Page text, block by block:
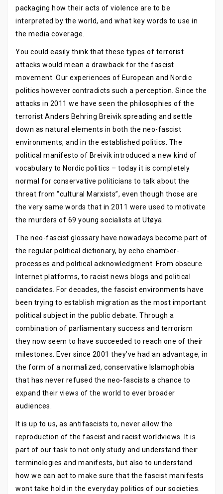
packaging how their acts of violence are to be
interpreted by the world, and what key words to use in
the media coverage.
You could easily think that these types of terrorist
attacks would mean a drawback for the fascist
movement. Our experiences of European and Nordic
politics however contradicts such a perception. Since the
attacks in 2011 we have seen the philosophies of the
terrorist Anders Behring Breivik spreading and settle
down as natural elements in both the neo-fascist
environments, and in the established politics. The
political manifesto of Breivik introduced a new kind of
vocabulary to Nordic politics – today it is completely
normal for conservative politicians to talk about the
threat from “cultural Marxists”, even though those are
the very same words that in 2011 were used to motivate
the murders of 69 young socialists at Utøya.
The neo-fascist glossary have nowadays become part of
the regular political dictionary, by echo chamber-
processes and political acknowledgment. From obscure
Internet platforms, to racist news blogs and political
candidates. For decades, the fascist environments have
been trying to establish migration as the most important
political subject in the public debate. Through a
combination of parliamentary success and terrorism
they now seem to have succeeded to reach one of their
milestones. Ever since 2001 they’ve had an advantage, in
the form of a normalized, conservative Islamophobia
that has never refused the neo-fascists a chance to
expand their views of the world to ever broader
audiences.
It is up to us, as antifascists to, never allow the
reproduction of the fascist and racist worldviews. It is
part of our task to not only study and understand their
terminologies and manifests, but also to understand
how we can act to make sure that the fascist manifests
wont take hold in the everyday politics of our societies.